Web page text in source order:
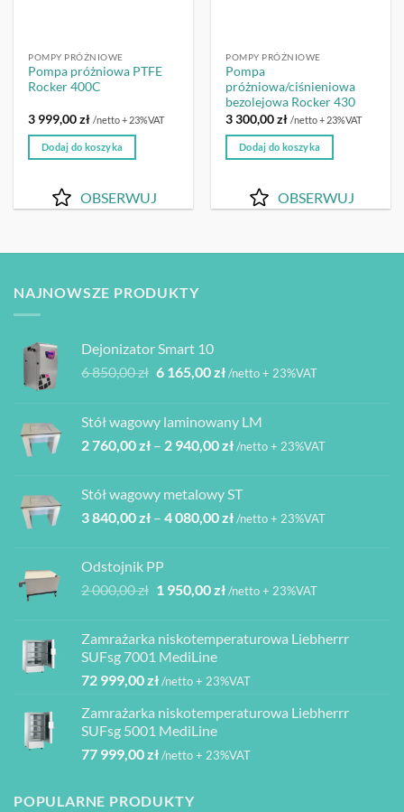
POMPY PRÓŻNIOWE
Pompa próżniowa PTFE
Rocker 400C
3 999,00zł /netto + 23%VAT
Dodaj do koszyka
OBSERWUJ
POMPY PRÓŻNIOWE
Pompa
próżniowa/ciśnieniowa
bezolejowa Rocker 430
3 300,00zł /netto + 23%VAT
Dodaj do koszyka
OBSERWUJ
NAJNOWSZE PRODUKTY
Dejonizator Smart 10
6 850,00zł Pierwotna
6
850,00 zł.
6 165,00złAktualna
6
165,00 zł.
/netto + 23%VAT
Stół wagowy laminowany LM
2 760,00zł – 2 940,00złZakres
2
760,00 zł
/netto + 23%VAT
Stół wagowy metalowy ST
3 840,00zł – 4 080,00złZakres
840,00 zł
080,00 zł
/netto + 23%VAT
Odstojnik PP
2 000,00zł Pierwotna
2
000,00 zł.
1 950,00złAktualna
1
/netto + 23%VAT
Zamrażarka niskotemperaturowa Liebherrr
SUFsg 7001 MediLine
72 999,00zł/netto + 23%VAT
Zamrażarka niskotemperaturowa Liebherrr
SUFsg 5001 MediLine
77 999,00zł/netto + 23%VAT
POPULARNE PRODUKTY